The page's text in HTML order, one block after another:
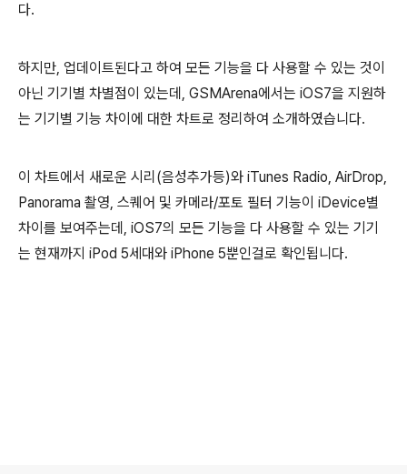
다.
하지만, 업데이트된다고 하여 모든 기능을 다 사용할 수 있는 것이
아닌 기기별 차별점이 있는데, GSMArena에서는 iOS7을 지원하
는 기기별 기능 차이에 대한 차트로 정리하여 소개하였습니다.
이 차트에서 새로운 시리(음성추가등)와 iTunes Radio, AirDrop,
Panorama 촬영, 스퀘어 및 카메라/포토 필터 기능이 iDevice별
차이를 보여주는데, iOS7의 모든 기능을 다 사용할 수 있는 기기
는 현재까지 iPod 5세대와 iPhone 5뿐인걸로 확인됩니다.